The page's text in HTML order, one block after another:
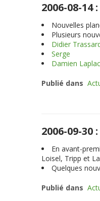
2006-08-
Nouvelles
Plusieurs
Didier
Serge
Damien
Publié dans
2006-09-
En avant-
Loisel, Tripp et
Quelques
Publié dans